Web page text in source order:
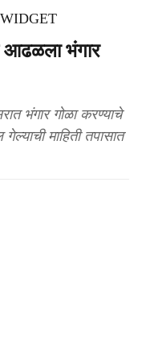
आढळला भंगार
भंगार गोळा करण्याचे
माहिती तपासात